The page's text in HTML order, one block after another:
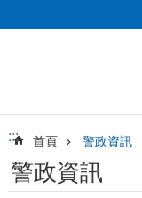
::: 首頁 警政資訊
警政資訊